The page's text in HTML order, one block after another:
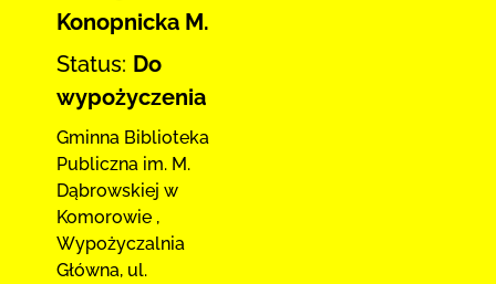
Konopnicka M.
Status: Do
wypożyczenia
Gminna Biblioteka
Publiczna im. M.
Dąbrowskiej w
Komorowie ,
Wypożyczalnia
Główna, ul.